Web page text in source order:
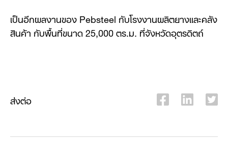
เป็นอีกผลงานของ Pebsteel กับโรงงานผลิตยางและคลัง
สินค้า กับพื้นที่ขนาด 25,000 ตร.ม. ที่จังหวัดอุตรดิตถ์
ส่งต่อ